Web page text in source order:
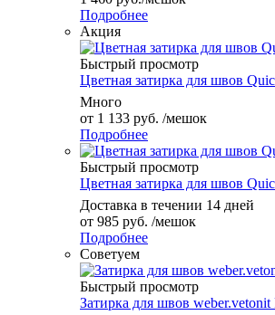
Подробнее
Акция
Быстрый просмотр
Цветная затирка для швов
Много
от 1 133 руб. /мешок
Подробнее
Быстрый просмотр
Цветная затирка для швов
Доставка в течении 14 дней
от 985 руб. /мешок
Подробнее
Советуем
Быстрый просмотр
Затирка для швов weber.vetonit